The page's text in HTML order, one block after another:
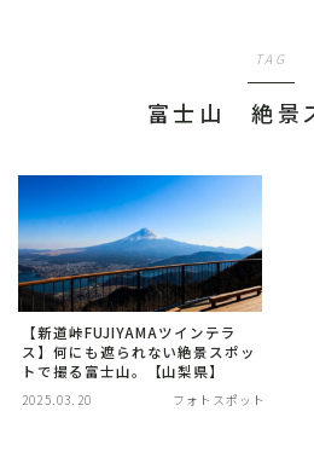
TAG
富士山 絶景
【新道峠FUJIYAMAツインテラ
ス】何にも遮られない絶景スポッ
トで撮る富士山。【山梨県】
2025.03.20 フォトスポット